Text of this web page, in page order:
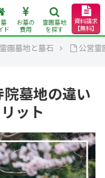
ド
お墓の
費用
霊園墓地
を探す
資料請求
【無料】
園墓地と墓石 公営霊
墓地の違い
ット